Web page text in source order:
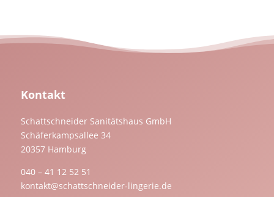
Kontakt
Schattschneider Sanitätshaus GmbH
Schäferkampsallee 34
20357 Hamburg
040 – 41 12 52 51
kontakt@schattschneider-lingerie.de